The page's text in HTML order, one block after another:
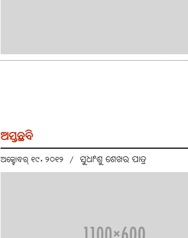
ଅସ୍ତଛବି
ଅକ୍ଟୋବର୍ ୧୯, ୨୦୧୨ / ସୁଧାଂଶୁ ଶେଖର ପାତ୍ର